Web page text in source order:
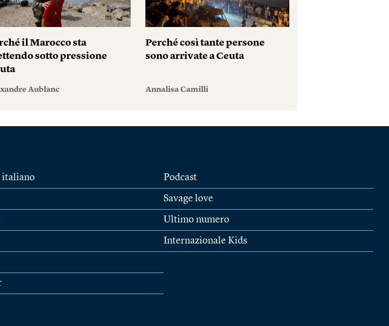
il Marocco sta
sotto pressione
Aublanc
Perché così tante persone
sono arrivate a Ceuta
Annalisa Camilli
italiano Podcast
Savage love
Ultimo numero
Internazionale Kids